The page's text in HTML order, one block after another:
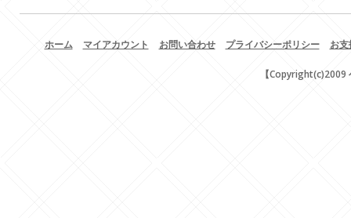
ホーム マイアカウント お問い合わせ プライバシーポリシー お
【